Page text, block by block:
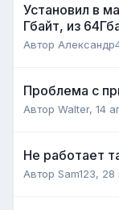
Установил в
Гбайт, из
Автор
Проблема с
Автор Walter, 14
Не работает
Автор Sam123, 28